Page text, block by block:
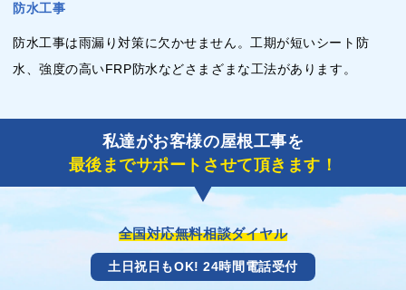
防水工事
防水工事は雨漏り対策に欠かせません。工期が短いシート防
水、強度の高いFRP防水などさまざまな工法があります。
私達がお客様の屋根工事を
最後までサポートさせて頂きます！
全国対応無料相談ダイヤル
土日祝日もOK! 24時間電話受付